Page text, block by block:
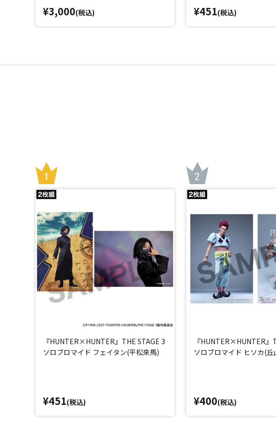
¥3,000(税込) ¥451(税込)
『HUNTER×HUNTER』THE STAGE 3
ソロブロマイド フェイタン(平松來馬)
¥451(税込)
『HUNTER×HUNTER』
ソロブロマイド ヒソカ(丘
¥400(税込)